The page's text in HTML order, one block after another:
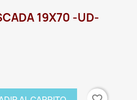
19X70 -UD-